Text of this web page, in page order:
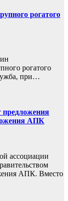
рогатого
рогатого
при…
предложения
АПК
ассоциации
АПК. Вместо